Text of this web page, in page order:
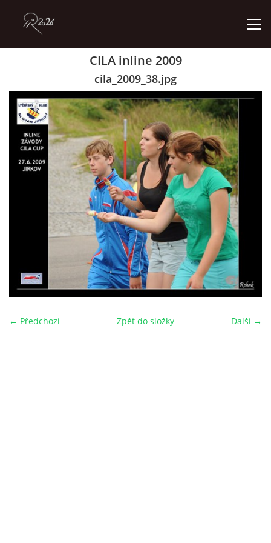
GALERIE
KONTAKT
© 2026 eStránky.cz
CILA inline 2009
cila_2009_38.jpg
← Předchozí Další →
Zpět do složky